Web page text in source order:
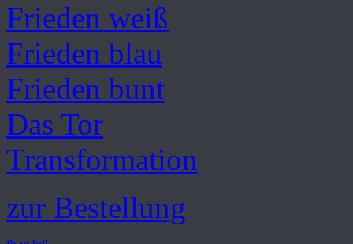
Frieden weiß
Frieden blau
Frieden bunt
Das Tor
Transformation
zur Bestellung